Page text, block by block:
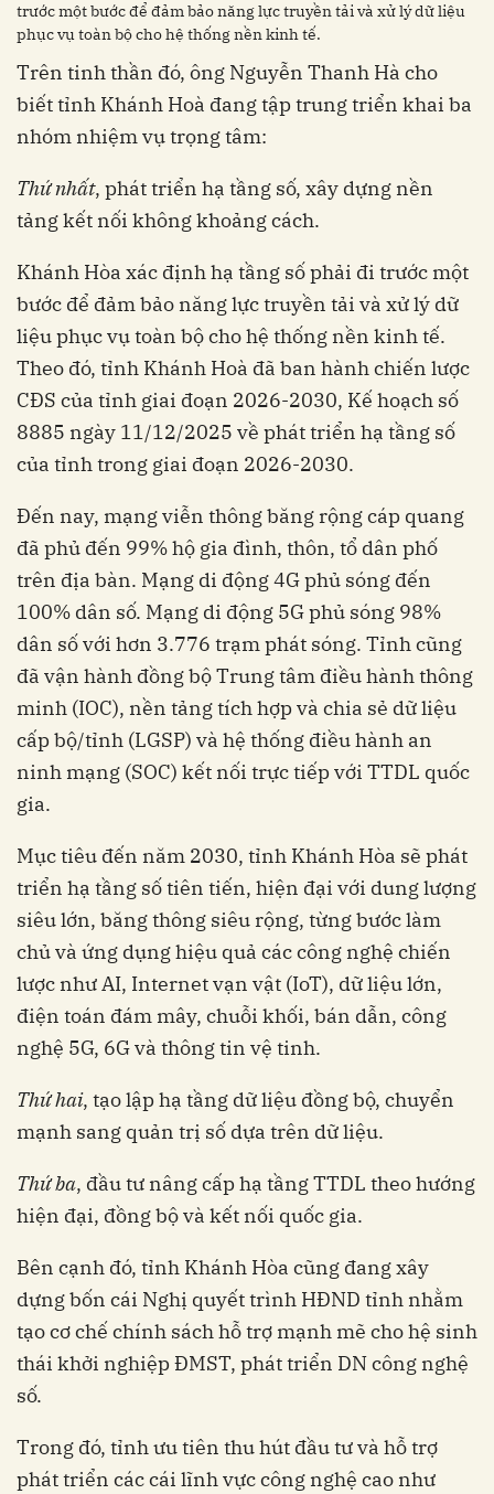
trước một bước để đảm bảo năng lực truyền tải và xử lý dữ liệu
phục vụ toàn bộ cho hệ thống nền kinh tế.
Trên tinh thần đó, ông Nguyễn Thanh Hà cho
biết tỉnh Khánh Hoà đang tập trung triển khai ba
nhóm nhiệm vụ trọng tâm:
Thứ nhất, phát triển hạ tầng số, xây dựng nền
tảng kết nối không khoảng cách.
Khánh Hòa xác định hạ tầng số phải đi trước một
bước để đảm bảo năng lực truyền tải và xử lý dữ
liệu phục vụ toàn bộ cho hệ thống nền kinh tế.
Theo đó, tỉnh Khánh Hoà đã ban hành chiến lược
CĐS của tỉnh giai đoạn 2026-2030, Kế hoạch số
8885 ngày 11/12/2025 về phát triển hạ tầng số
của tỉnh trong giai đoạn 2026-2030.
Đến nay, mạng viễn thông băng rộng cáp quang
đã phủ đến 99% hộ gia đình, thôn, tổ dân phố
trên địa bàn. Mạng di động 4G phủ sóng đến
100% dân số. Mạng di động 5G phủ sóng 98%
dân số với hơn 3.776 trạm phát sóng. Tỉnh cũng
đã vận hành đồng bộ Trung tâm điều hành thông
minh (IOC), nền tảng tích hợp và chia sẻ dữ liệu
cấp bộ/tỉnh (LGSP) và hệ thống điều hành an
ninh mạng (SOC) kết nối trực tiếp với TTDL quốc
gia.
Mục tiêu đến năm 2030, tỉnh Khánh Hòa sẽ phát
triển hạ tầng số tiên tiến, hiện đại với dung lượng
siêu lớn, băng thông siêu rộng, từng bước làm
chủ và ứng dụng hiệu quả các công nghệ chiến
lược như AI, Internet vạn vật (IoT), dữ liệu lớn,
điện toán đám mây, chuỗi khối, bán dẫn, công
nghệ 5G, 6G và thông tin vệ tinh.
Thứ hai, tạo lập hạ tầng dữ liệu đồng bộ, chuyển
mạnh sang quản trị số dựa trên dữ liệu.
Thứ ba, đầu tư nâng cấp hạ tầng TTDL theo hướng
hiện đại, đồng bộ và kết nối quốc gia.
Bên cạnh đó, tỉnh Khánh Hòa cũng đang xây
dựng bốn cái Nghị quyết trình HĐND tỉnh nhằm
tạo cơ chế chính sách hỗ trợ mạnh mẽ cho hệ sinh
thái khởi nghiệp ĐMST, phát triển DN công nghệ
số.
Trong đó, tỉnh ưu tiên thu hút đầu tư và hỗ trợ
phát triển các cái lĩnh vực công nghệ cao như